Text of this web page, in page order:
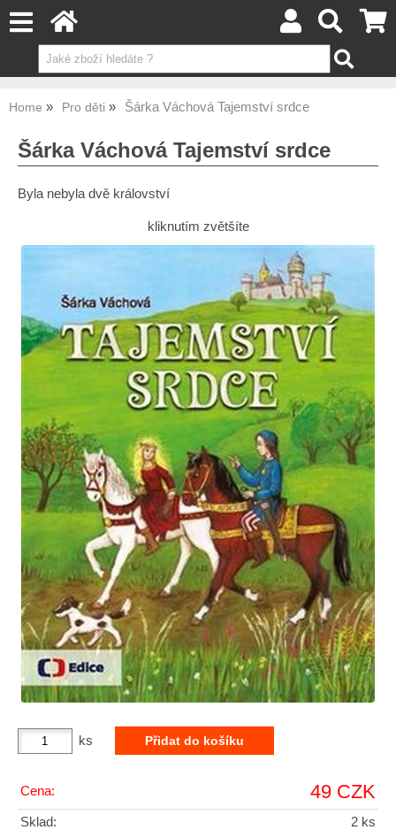
Home Pro děti Šárka Váchová Tajemství srdce
Šárka Váchová Tajemství srdce
Byla nebyla dvě království
kliknutím zvětšíte
ks
Cena: 49 CZK
Sklad: 2 ks